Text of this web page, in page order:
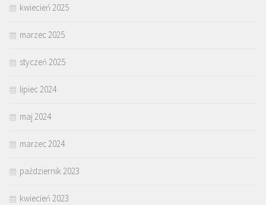
kwiecień 2025
marzec 2025
styczeń 2025
lipiec 2024
maj 2024
marzec 2024
październik 2023
kwiecień 2023